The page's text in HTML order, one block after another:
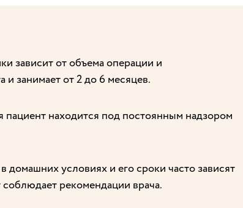
зависит от объема операции и
занимает от 2 до 6 месяцев.
находится под постоянным надзором
условиях и его сроки часто зависят
соблюдает рекомендации врача.